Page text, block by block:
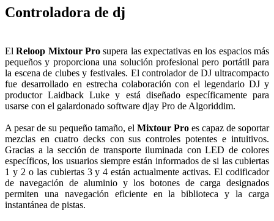
Controladora de dj
ElReloop Mixtour Prosupera las expectativas en los espacios más
pequeños y proporciona una solución profesional pero portátil para
la escena de clubes y festivales. El controlador de DJ ultracompacto
fue desarrollado en estrecha colaboración con el legendario DJ y
productor Laidback Luke y está diseñado específicamente para
usarse con el galardonado software djay Pro de Algoriddim.
A pesar de su pequeño tamaño, el Mixtour Pro es capaz de soportar
mezclas en cuatro decks con sus controles potentes e intuitivos.
Gracias a la sección de transporte iluminada con LED de colores
específicos, los usuarios siempre están informados de si las cubiertas
1 y 2 o las cubiertas 3 y 4 están actualmente activas. El codificador
de navegación de aluminio y los botones de carga designados
permiten una navegación eficiente en la biblioteca y la carga
instantánea de pistas.